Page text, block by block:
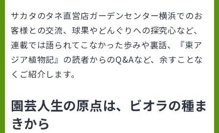
サカタのタネ直営店ガーデンセンター横浜でのお
客様との交流、球果やどんぐりへの探究心など、
連載では語られてこなかった歩みや裏話、『東ア
ジア植物記』の読者からのQ&Aなど、余すことな
くご紹介します。
園芸人生の原点は、ビオラの種ま
きから